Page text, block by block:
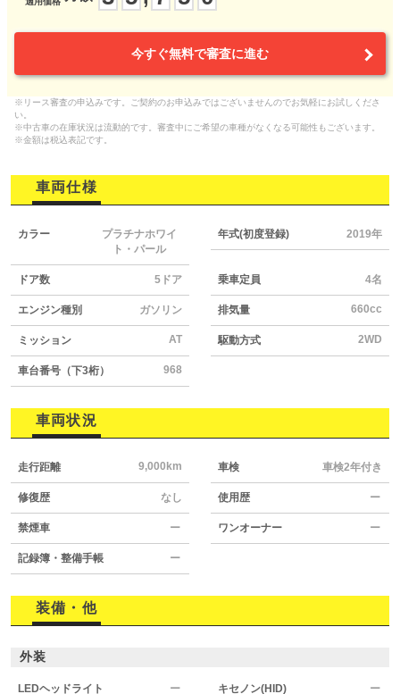
今すぐ無料で審査に進む
※リース審査の申込みです。ご契約のお申込みではございませんのでお気軽にお試しくださ
い。
※中古車の在庫状況は流動的です。審査中にご希望の車種がなくなる可能性もございます。
※金額は税込表記です。
車両仕様
カラー
プラチナホワイ
ト・パール
年式(初度登録) 2019年
ドア数 5ドア 乗車定員 4名
エンジン種別 ガソリン 排気量 660cc
ミッション AT 駆動方式 2WD
車台番号（下3桁） 968
車両状況
走行距離 9,000km 車検 車検2年付き
修復歴 なし 使用歴 ー
禁煙車 ー ワンオーナー ー
記録簿・整備手帳 ー
装備・他
外装
LEDヘッドライト ー キセノン(HID) ー